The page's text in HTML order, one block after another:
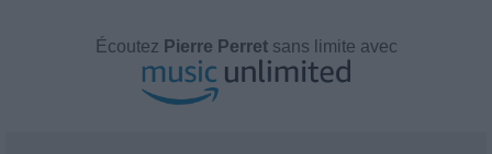
Écoutez Pierre Perretsans limite avec